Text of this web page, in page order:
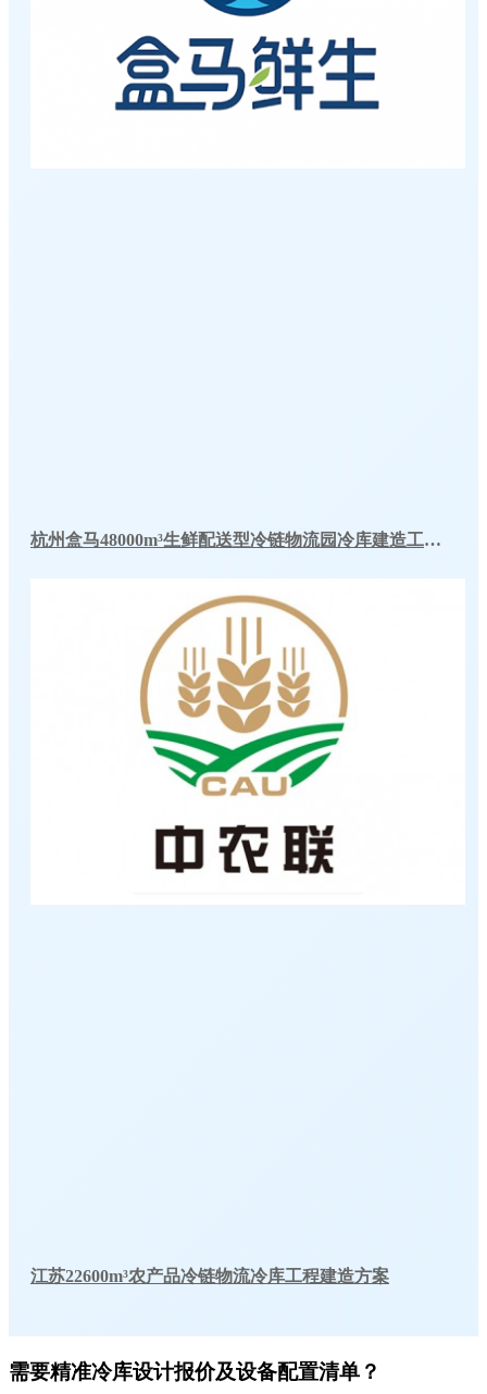
杭州盒马48000m³生鲜配送型冷链物流园冷库建造工程案例
江苏22600m³农产品冷链物流冷库工程建造方案
需要精准冷库设计报价及设备配置清单？